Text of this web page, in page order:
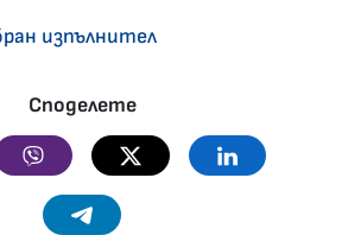
изпълнител
Споделете
Viber Twitter Linkedin
Telegram